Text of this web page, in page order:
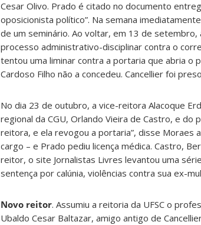
Cesar Olivo. Prado é citado no documento
oposicionista político”. Na semana
de um seminário. Ao voltar, em 13 de
processo administrativo-disciplinar contra o
tentou uma liminar contra a portaria que abria o
Cardoso Filho não a concedeu. Cancellier foi
No dia 23 de outubro, a vice-reitora Alacoque
regional da CGU, Orlando Vieira de Castro, e do
reitora, e ela revogou a portaria”, disse Moraes
cargo – e Prado pediu licença médica. Castro,
reitor, o site Jornalistas Livres levantou uma
sentença por calúnia, violências contra sua ex-
Novo reitor. Assumiu a reitoria da UFSC o
Ubaldo Cesar Baltazar, amigo antigo de